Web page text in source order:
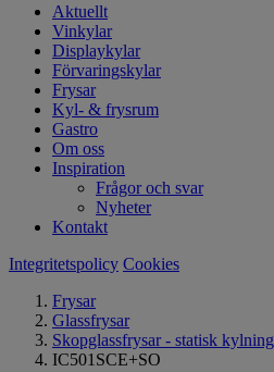
Aktuellt
Vinkylar
Displaykylar
Förvaringskylar
Frysar
Kyl- & frysrum
Gastro
Om oss
Inspiration
Frågor och svar
Nyheter
Kontakt
Integritetspolicy Cookies
Frysar
Glassfrysar
Skopglassfrysar - statisk kylning
IC501SCE+SO